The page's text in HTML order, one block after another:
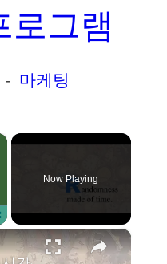
로그램
- 마케팅
Now Playing
×